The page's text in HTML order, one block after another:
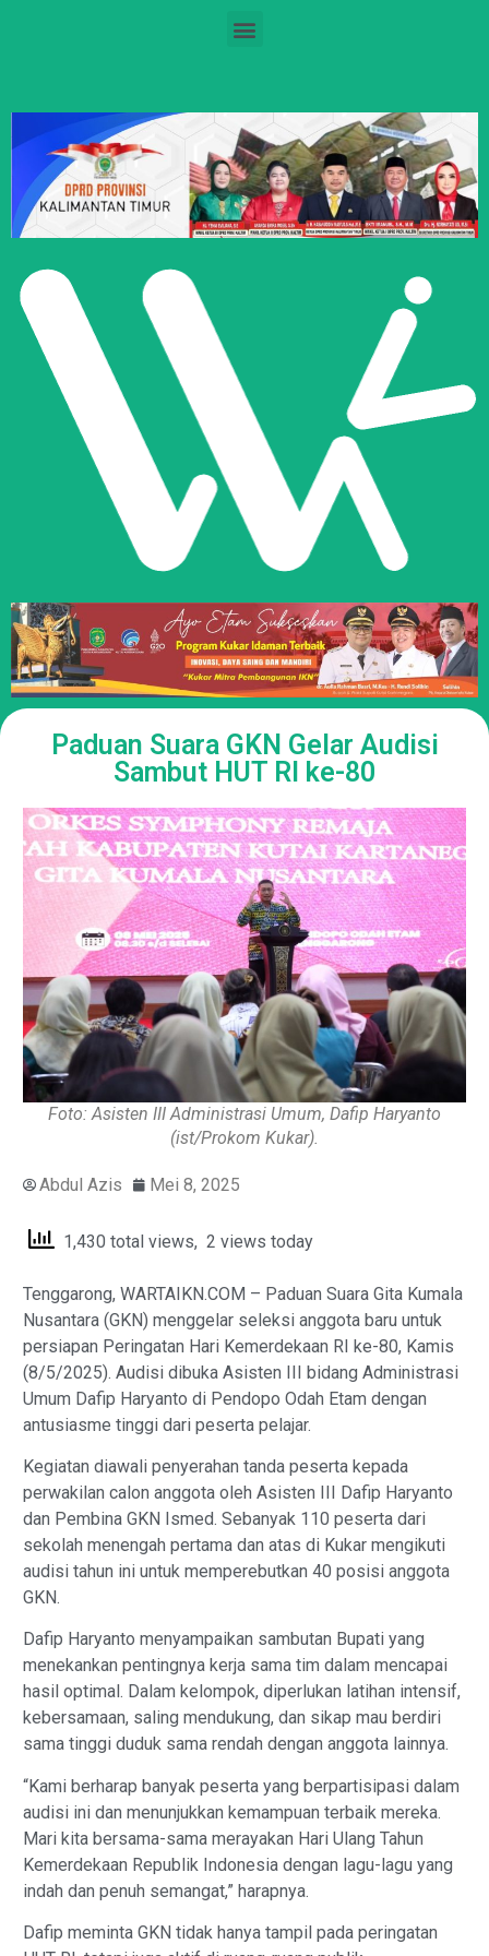
Paduan Suara GKN Gelar Audisi
Sambut HUT RI ke-80
Foto: Asisten III Administrasi Umum, Dafip Haryanto
(ist/Prokom Kukar).
Abdul Azis Mei 8, 2025
1,430 total views, 2 views today
Tenggarong, WARTAIKN.COM – Paduan Suara Gita Kumala
Nusantara (GKN) menggelar seleksi anggota baru untuk
persiapan Peringatan Hari Kemerdekaan RI ke-80, Kamis
(8/5/2025). Audisi dibuka Asisten III bidang Administrasi
Umum Dafip Haryanto di Pendopo Odah Etam dengan
antusiasme tinggi dari peserta pelajar.
Kegiatan diawali penyerahan tanda peserta kepada
perwakilan calon anggota oleh Asisten III Dafip Haryanto
dan Pembina GKN Ismed. Sebanyak 110 peserta dari
sekolah menengah pertama dan atas di Kukar mengikuti
audisi tahun ini untuk memperebutkan 40 posisi anggota
GKN.
Dafip Haryanto menyampaikan sambutan Bupati yang
menekankan pentingnya kerja sama tim dalam mencapai
hasil optimal. Dalam kelompok, diperlukan latihan intensif,
kebersamaan, saling mendukung, dan sikap mau berdiri
sama tinggi duduk sama rendah dengan anggota lainnya.
“Kami berharap banyak peserta yang berpartisipasi dalam
audisi ini dan menunjukkan kemampuan terbaik mereka.
Mari kita bersama-sama merayakan Hari Ulang Tahun
Kemerdekaan Republik Indonesia dengan lagu-lagu yang
indah dan penuh semangat,” harapnya.
Dafip meminta GKN tidak hanya tampil pada peringatan